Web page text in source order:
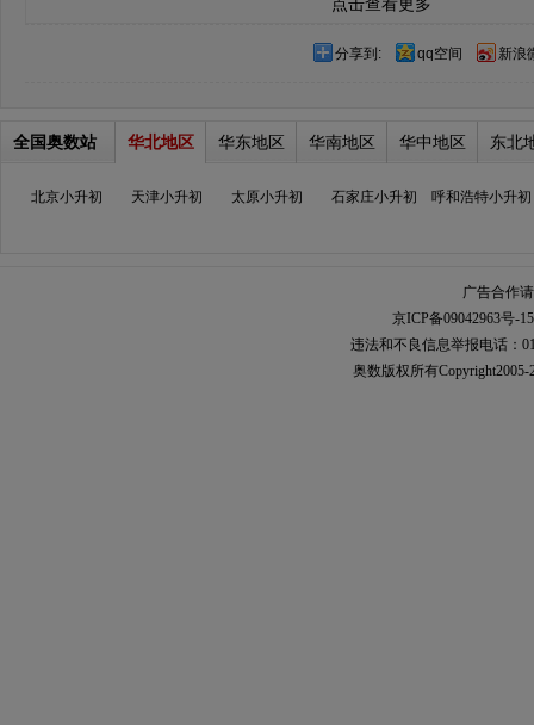
点击查看更多
分享到: qq空间 新浪
全国奥数站 华北地区 华东地区 华南地区 华中地区 东北
北京小升初 天津小升初 太原小升初 石家庄小升初 呼和浩特小升初
广告合作
京ICP备09042963号-15
违法和不良信息举报电话：
奥数 版权所有Copyright2005-